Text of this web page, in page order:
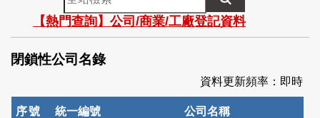
站
檢
索
【熱門查詢】公司/商業/工廠登記資料
閉鎖性公司名錄
資料更新頻率：即時
序號 統一編號 公司名稱